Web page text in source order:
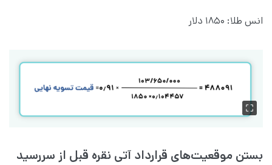
انس طلا: ۱۸۵۰ دلار
بستن موقعیت‌های قرارداد آتی نقره قبل از سررسید